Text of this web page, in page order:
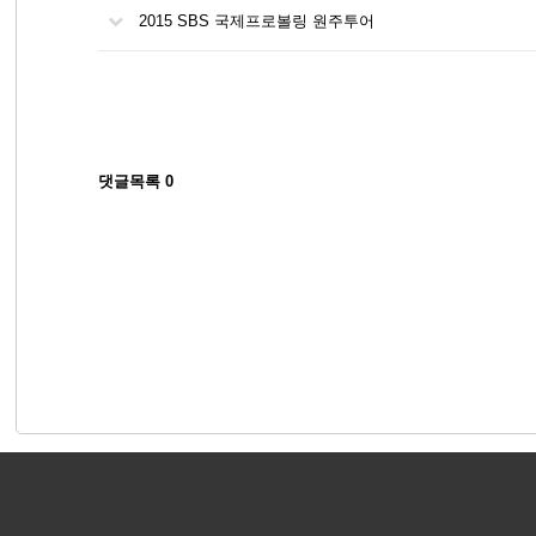
2015 SBS 국제프로볼링 원주투어
댓글목록 0